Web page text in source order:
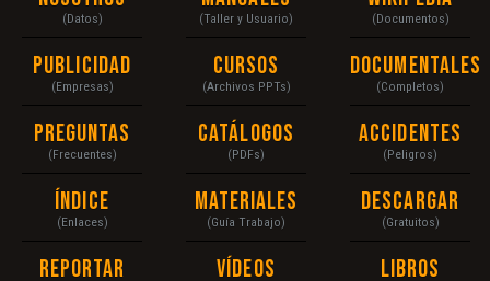
(Datos)
Publicidad
(Empresas)
Preguntas
(Frecuentes)
Índice
(Enlaces)
Reportar
(Taller y Usuario)
Cursos
(Archivos PPTs)
Catálogos
(PDFs)
Materiales
(Guía Trabajo)
Vídeos
(Documentos)
Documentales
(Completos)
Accidentes
(Peligros)
Descargar
(Gratuitos)
Libros